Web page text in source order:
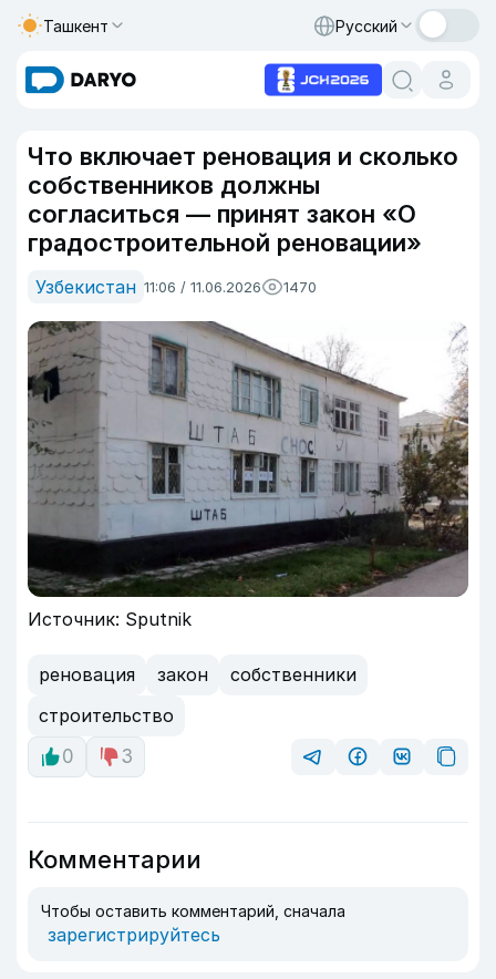
Ташкент Русский
Что включает реновация и сколько
собственников должны
согласиться — принят закон «О
градостроительной реновации»
Узбекистан 11:06 / 11.06.2026 1470
Источник: Sputnik
реновация закон
собственники
строительство
0
3
Комментарии
Чтобы оставить комментарий, сначала
зарегистрируйтесь